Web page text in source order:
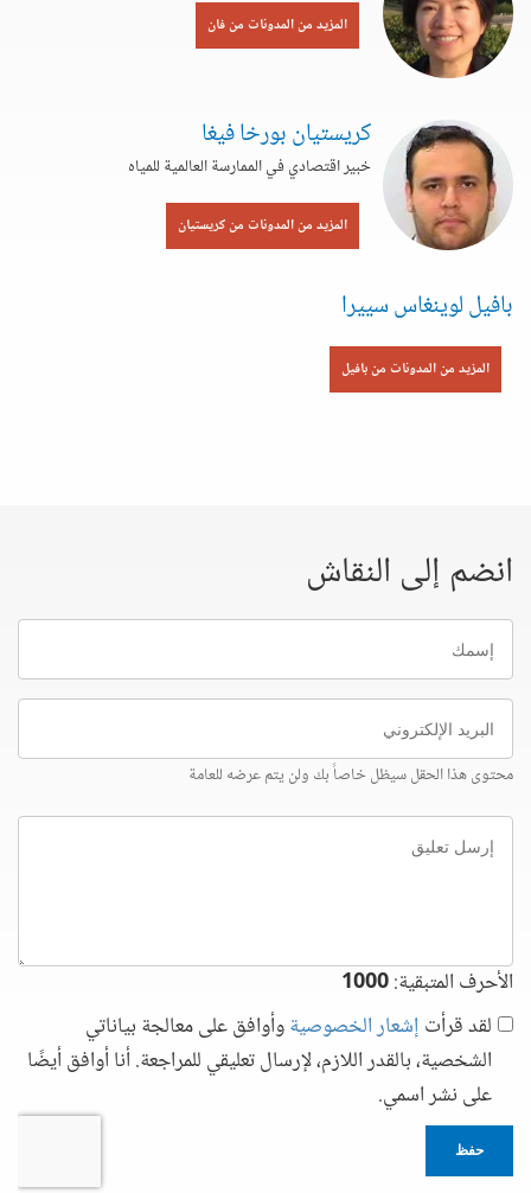
المزيد من المدونات من فان
كريستيان بورخا فيغا
خبير اقتصادي في الممارسة العالمية للمياه
المزيد من المدونات من كريستيان
بافيل لوينغاس سييرا
المزيد من المدونات من بافيل
انضم إلى النقاش
إسمك
البريد
الإلكتروني
محتوى هذا الحقل سيظل خاصاً بك ولن يتم عرضه للعامة
إرسل
تعليق
الأحرف المتبقية:1000
لقد قرأت إشعار الخصوصيةوأوافق على معالجة بياناتي
الشخصية، بالقدر اللازم، لإرسال تعليقي للمراجعة. أنا أوافق أيضًا
على نشر اسمي.
حفظ